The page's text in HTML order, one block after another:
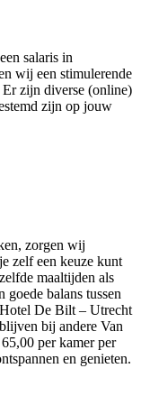
salaris in
wij een stimulerende
zijn diverse (online)
zijn op jouw
zorgen wij
zelf een keuze kunt
maaltijden als
goede balans tussen
De Bilt – Utrecht
bij andere Van
per kamer per
en genieten.